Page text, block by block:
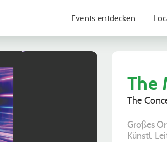
Events entdecken
The
The
Großes
Künstl.